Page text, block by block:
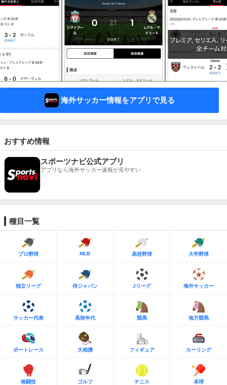
海外サッカー情報をアプリで見る
おすすめ情報
スポーツナビ公式アプリ
アプリなら海外サッカー速報が見やすい
種目一覧
プロ野球 MLB 高校野球 大学野球
独立リーグ 侍ジャパン Jリーグ 海外サッカー
サッカー代表 高校年代 競馬 地方競馬
ボートレース 大相撲 フィギュア カーリング
格闘技 ゴルフ テニス 卓球